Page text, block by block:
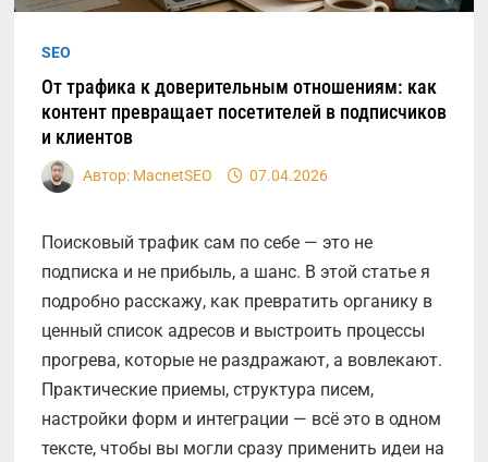
SEO
От трафика к доверительным отношениям: как
контент превращает посетителей в подписчиков
и клиентов
Автор: MacnetSEO 07.04.2026
Поисковый трафик сам по себе — это не
подписка и не прибыль, а шанс. В этой статье я
подробно расскажу, как превратить органику в
ценный список адресов и выстроить процессы
прогрева, которые не раздражают, а вовлекают.
Практические приемы, структура писем,
настройки форм и интеграции — всё это в одном
тексте, чтобы вы могли сразу применить идеи на